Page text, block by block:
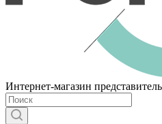
Интернет-магазин